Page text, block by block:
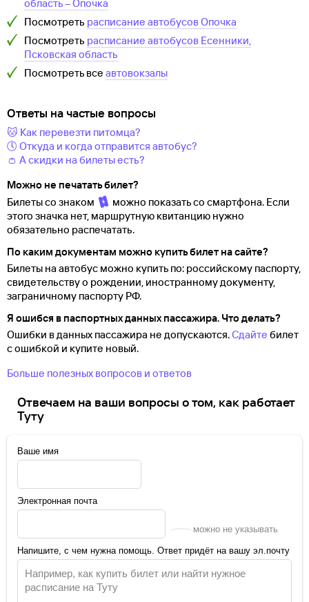
область–Опочка
Посмотреть расписание автобусовОпочка
Посмотреть расписание автобусов Есенники,
Псковская область
Посмотреть все автовокзалы
Ответы на частые вопросы
🐱 Как перевезти питомца?
🕔 Откуда и когда отправится автобус?
👛 А скидки на билеты есть?
Можно не печатать билет?
Билеты со знаком
можно показать со смартфона. Если
этого значка нет, маршрутную квитанцию нужно
обязательно распечатать.
По каким документам можно купить билет на сайте?
Билеты на автобус можно купить по: российскому паспорту,
свидетельству о рождении, иностранному документу,
заграничному паспорту РФ.
Я ошибся в паспортных данных пассажира. Что делать?
Ошибки в данных пассажира не допускаются.Сдайте билет
с ошибкой и купите новый.
Больше полезных вопросов и ответов
Отвечаем на ваши вопросы о том, как работает
Туту
Ваше имя
Электронная почта
можно не указывать
Напишите, с чем нужна помощь. Ответ придёт на вашу эл.почту